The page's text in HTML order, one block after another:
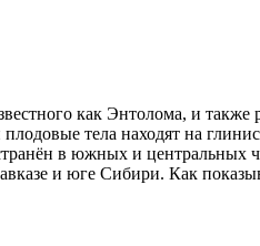
как Энтолома, и
тела находят на
в южных и
и юге Сибири. Как